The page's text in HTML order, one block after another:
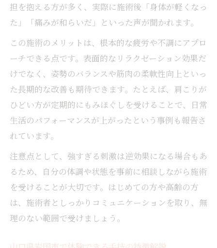
担を抱える方が多く、実際に施術後「身体が軽くなっ
た」「痛みが和らいだ」といった声が聞かれます。
この施術のメリットは、根本的な疲労や不調にアプロ
ーチできる点です。表面的なリラクゼーション効果だ
けでなく、姿勢のバランスや筋肉の柔軟性向上といっ
た長期的な改善も期待できます。たとえば、肩こりが
ひどい方が定期的にもみほぐしを受けることで、日常
生活のパフォーマンスが上がったという事例も報告さ
れています。
注意点として、強すぎる刺激は逆効果になる場合もあ
るため、自分の体調や状態を事前に相談しながら施術
を受けることが大切です。はじめての方や高齢の方
は、施術者としっかりコミュニケーションを取り、無
理のない範囲で受けましょう。